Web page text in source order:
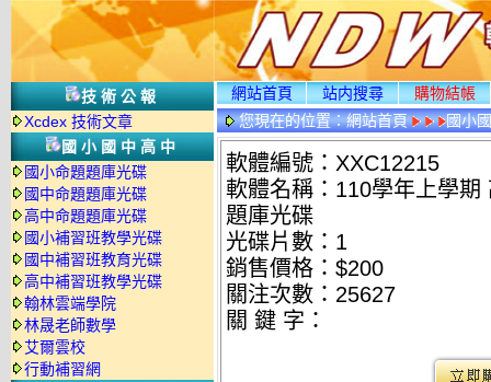
技術公報
Xcdex 技術文章
國小國中高中
國小命題題庫光碟
國中命題題庫光碟
高中命題題庫光碟
國小補習班教學光碟
國中補習班教育光碟
高中補習班教學光碟
翰林雲端學院
林晟老師數學
艾爾雲校
行動補習網
網站首頁 站内搜尋
購物結帳
您現在的位置：網站首頁 國小
軟體編號：XXC12215
軟體名稱：110學年上學
題庫光碟
光碟片數：1
銷售價格：$200
關注次數： 25627
關 鍵 字：